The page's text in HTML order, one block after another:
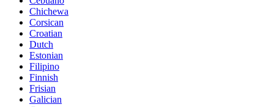
Chichewa
Corsican
Croatian
Dutch
Estonian
Filipino
Finnish
Frisian
Galician